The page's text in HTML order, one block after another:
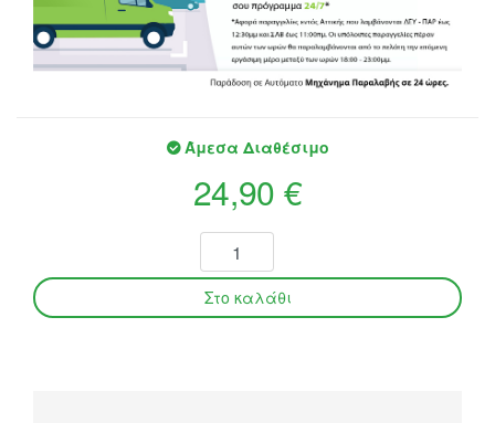
Άμεσα Διαθέσιμο
24,90 €